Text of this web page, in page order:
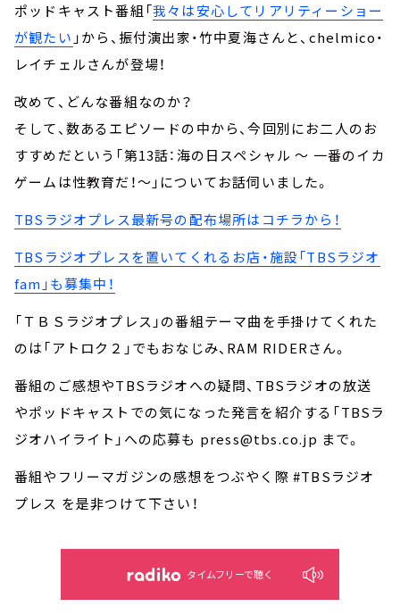
ポッドキャスト番組「⁠我々は安心してリアリティーショー
が観たい 」から、振付演出家・竹中夏海さんと、chelmico・
レイチェルさんが登場！
改めて、どんな番組なのか？
そして、数あるエピソードの中から、今回別にお二人のお
すすめだという「第13話：海の日スペシャル ～ 一番のイカ
ゲームは性教育だ！～」についてお話伺いました。
TBSラジオプレス最新号の配布場所はコチラから！
TBSラジオプレスを置いてくれるお店・施設「TBSラジオ
fam」も募集中！
「ＴＢＳラジオプレス」の番組テーマ曲を手掛けてくれた
のは「アトロク２」でもおなじみ、RAM RIDERさん。
番組のご感想やTBSラジオへの疑問、TBSラジオの放送
やポッドキャストでの気になった発言を紹介する「TBSラ
ジオハイライト」への応募も press@tbs.co.jp まで。
番組やフリーマガジンの感想をつぶやく際 #TBSラジオ
プレス を是非つけて下さい！
タイムフリーで聴く